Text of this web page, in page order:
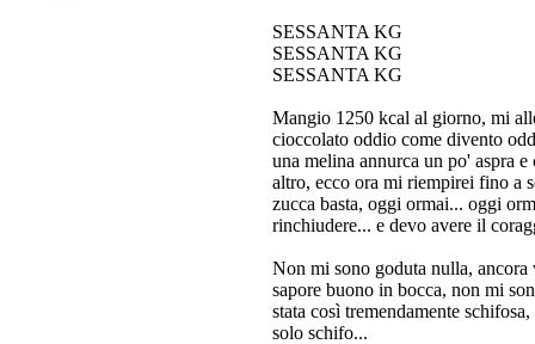
SESSANTA KG
SESSANTA KG
SESSANTA KG
Mangio 1250 kcal al giorno, mi
cioccolato oddio come divento
una melina annurca un po' aspra
altro, ecco ora mi riempirei fino a
zucca basta, oggi ormai... oggi
rinchiudere... e devo avere il
Non mi sono goduta nulla,
sapore buono in bocca, non mi
stata così tremendamente
solo schifo...